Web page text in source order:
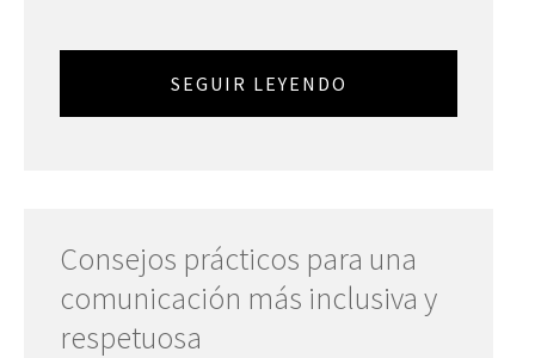
SEGUIR LEYENDO
Consejos prácticos para una
comunicación más inclusiva y
respetuosa